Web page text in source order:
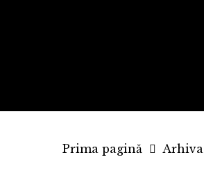
Prima pagină Arhiva